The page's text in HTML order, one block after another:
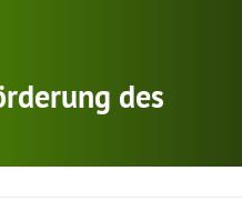
des
,Canoë-Polo,course de...